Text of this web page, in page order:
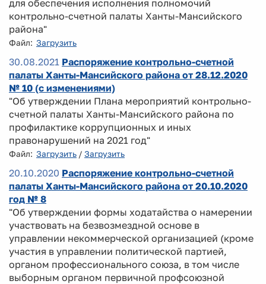
для обеспечения исполнения полномочий
контрольно-счетной палаты Ханты-Мансийского
района"
Файл: Загрузить
30.08.2021 Распоряжение контрольно-счетной
палаты Ханты-Мансийского района от 28.12.2020
№ 10 (с изменениями)
"Об утверждении Плана мероприятий контрольно-
счетной палаты Ханты-Мансийского района по
профилактике коррупционных и иных
правонарушений на 2021 год"
Файл: Загрузить / Загрузить
20.10.2020 Распоряжение контрольно-счетной
палаты Ханты-Мансийского района от 20.10.2020
год № 8
"Об утверждении формы ходатайства о намерении
участвовать на безвозмездной основе в
управлении некоммерческой организацией (кроме
участия в управлении политической партией,
органом профессионального союза, в том числе
выборным органом первичной профсоюзной